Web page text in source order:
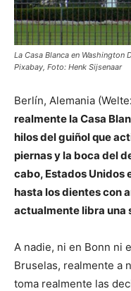
La Casa Blanca en Washington
Pixabay, Foto: Henk Sijsenaar
Berlín, Alemania
realmente la Casa
hilos del guiñol que
piernas y la boca del
cabo, Estados Unidos
hasta los dientes con
actualmente libra una
A nadie, ni en Bonn ni
Bruselas, realmente a
toma realmente las